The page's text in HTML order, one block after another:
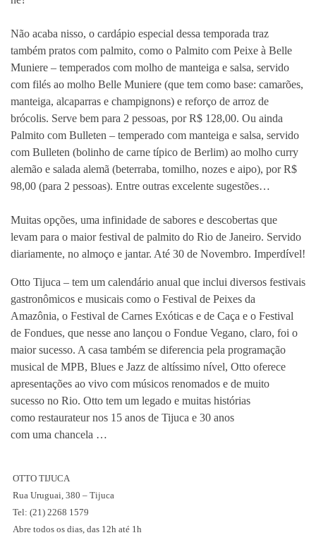
Não acaba nisso, o cardápio especial dessa temporada traz
também pratos com palmito, como o Palmito com Peixe à Belle
Muniere – temperados com molho de manteiga e salsa, servido
com filés ao molho Belle Muniere (que tem como base: camarões,
manteiga, alcaparras e champignons) e reforço de arroz de
brócolis. Serve bem para 2 pessoas, por R$ 128,00. Ou ainda
Palmito com Bulleten – temperado com manteiga e salsa, servido
com Bulleten (bolinho de carne típico de Berlim) ao molho curry
alemão e salada alemã (beterraba, tomilho, nozes e aipo), por R$
98,00 (para 2 pessoas). Entre outras excelente sugestões…
Muitas opções, uma infinidade de sabores e descobertas que
levam para o maior festival de palmito do Rio de Janeiro. Servido
diariamente, no almoço e jantar. Até 30 de Novembro. Imperdível!
Otto Tijuca – tem um calendário anual que inclui diversos festivais
gastronômicos e musicais como o Festival de Peixes da
Amazônia, o Festival de Carnes Exóticas e de Caça e o Festival
de Fondues, que nesse ano lançou o Fondue Vegano, claro, foi o
maior sucesso. A casa também se diferencia pela programação
musical de MPB, Blues e Jazz de altíssimo nível, Otto oferece
apresentações ao vivo com músicos renomados e de muito
sucesso no Rio. Otto tem um legado e muitas histórias
como restaurateurnos 15 anos de Tijuca e 30 anos
com uma chancela …
OTTO TIJUCA
Rua Uruguai, 380 – Tijuca
Tel: (21) 2268 1579
Abre todos os dias, das 12h até 1h